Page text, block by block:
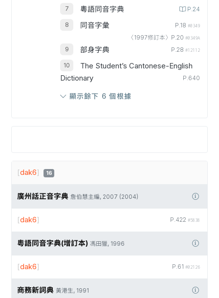
粵語同音字典 P.24
同音字彙 P.18 #0349
〈1997修訂本〉P.20 #0349A
部身字典 P.28 #12112
The Student’s Cantonese-English
Dictionary
P.640
顯示餘下 6 個根據
[dak6] 16
廣州話正音字典 詹伯慧主編, 2007 (2004)
P.422 #5838
[dak6]
粵語同音字典(增訂本) 馮田獵, 1996
P.61 #02126
[dak6]
商務新詞典 黃港生, 1991